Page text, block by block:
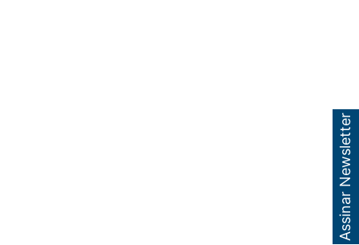
Assinar Newsletter